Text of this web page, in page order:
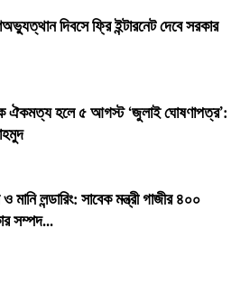
দিবসে ফ্রি ইন্টারনেট দেবে সরকার
ঐকমত্য হলে ৫ আগস্ট ‘জুলাই ঘোষণাপত্র’:
মানি লন্ডারিং: সাবেক মন্ত্রী গাজীর ৪০০
সম্পদ...